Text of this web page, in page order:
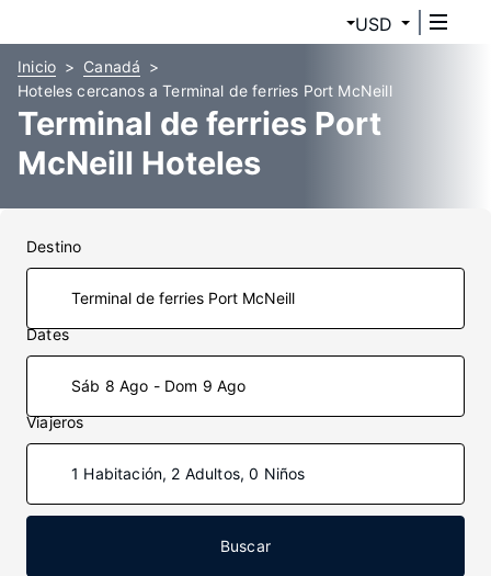
USD
Inicio
Canadá
Hoteles cercanos a Terminal de ferries Port McNeill
Terminal de ferries Port
McNeill Hoteles
Destino
Dates
Sáb 8 Ago - Dom 9 Ago
Viajeros
1 Habitación, 2 Adultos, 0 Niños
Buscar